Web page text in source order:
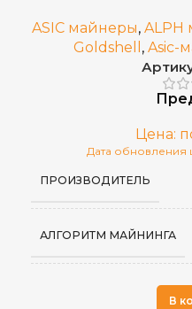
ASIC майнеры, ALPH
Goldshell , Asic-
Цена:
Дата обновления
ПРОИЗВОДИТЕЛЬ
АЛГОРИТМ МАЙНИНГА
ДОБЫВАЕМЫЕ МОНЕТЫ
В